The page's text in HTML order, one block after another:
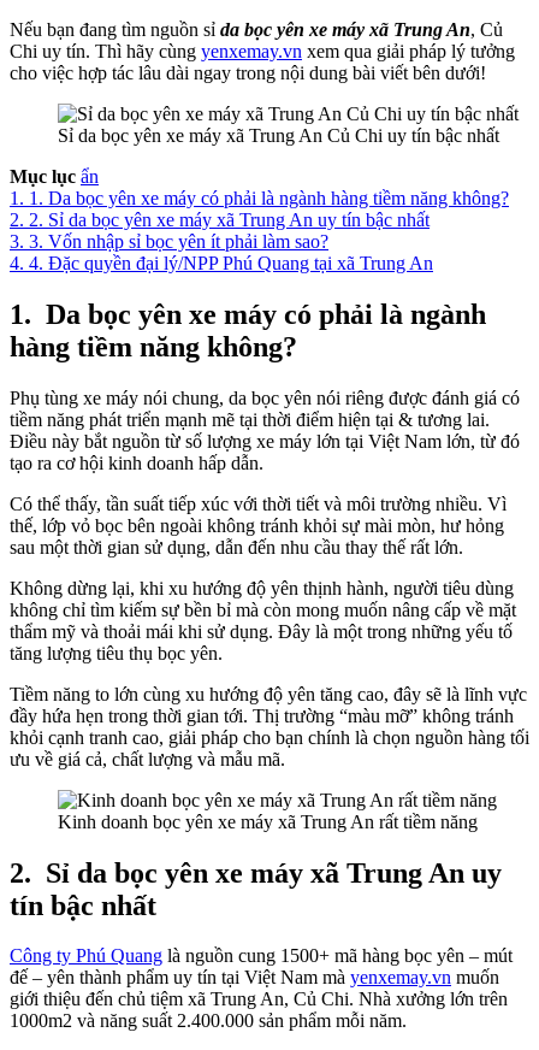
Nếu bạn đang tìm nguồn sỉ da bọc yên xe máy xã Trung An, Củ
Chi uy tín. Thì hãy cùng yenxemay.vn xem qua giải pháp lý tưởng
cho việc hợp tác lâu dài ngay trong nội dung bài viết bên dưới!
Sỉ da bọc yên xe máy xã Trung An Củ Chi uy tín bậc nhất
Mục lục ẩn
1. 1. Da bọc yên xe máy có phải là ngành hàng tiềm năng không?
2. 2. Sỉ da bọc yên xe máy xã Trung An uy tín bậc nhất
3. 3. Vốn nhập sỉ bọc yên ít phải làm sao?
4. 4. Đặc quyền đại lý/NPP Phú Quang tại xã Trung An
1. Da bọc yên xe máy có phải là ngành
hàng tiềm năng không?
Phụ tùng xe máy nói chung, da bọc yên nói riêng được đánh giá có
tiềm năng phát triển mạnh mẽ tại thời điểm hiện tại & tương lai.
Điều này bắt nguồn từ số lượng xe máy lớn tại Việt Nam lớn, từ đó
tạo ra cơ hội kinh doanh hấp dẫn.
Có thể thấy, tần suất tiếp xúc với thời tiết và môi trường nhiều. Vì
thế, lớp vỏ bọc bên ngoài không tránh khỏi sự mài mòn, hư hỏng
sau một thời gian sử dụng, dẫn đến nhu cầu thay thế rất lớn.
Không dừng lại, khi xu hướng độ yên thịnh hành, người tiêu dùng
không chỉ tìm kiếm sự bền bỉ mà còn mong muốn nâng cấp về mặt
thẩm mỹ và thoải mái khi sử dụng. Đây là một trong những yếu tố
tăng lượng tiêu thụ bọc yên.
Tiềm năng to lớn cùng xu hướng độ yên tăng cao, đây sẽ là lĩnh vực
đầy hứa hẹn trong thời gian tới. Thị trường “màu mỡ” không tránh
khỏi cạnh tranh cao, giải pháp cho bạn chính là chọn nguồn hàng tối
ưu về giá cả, chất lượng và mẫu mã.
Kinh doanh bọc yên xe máy xã Trung An rất tiềm năng
2. Sỉ da bọc yên xe máy xã Trung An uy
tín bậc nhất
Công ty Phú Quang là nguồn cung 1500+ mã hàng bọc yên – mút
đế – yên thành phẩm uy tín tại Việt Nam mà yenxemay.vn muốn
giới thiệu đến chủ tiệm xã Trung An, Củ Chi. Nhà xưởng lớn trên
1000m2 và năng suất 2.400.000 sản phẩm mỗi năm.